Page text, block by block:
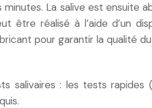
minutes. La salive est
être réalisé à l’aide d’un
pour garantir la qualité
salivaires : les tests